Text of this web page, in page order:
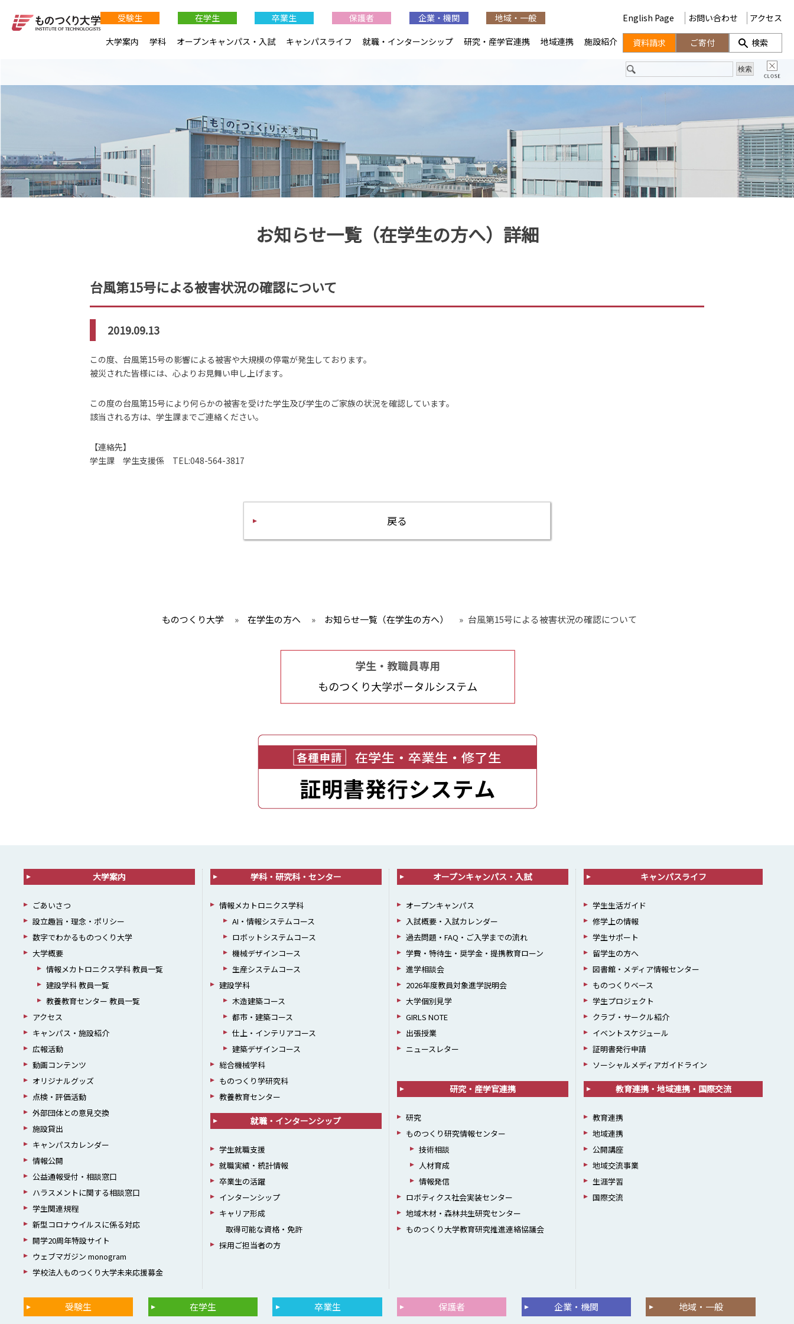
お知らせ一覧（在学生の方へ）詳細
台風第15号による被害状況の確認について
2019.09.13
この度、台風第15号の影響による被害や大規模の停電が発生しております。
被災された皆様には、心よりお見舞い申し上げます。
この度の台風第15号により何らかの被害を受けた学生及び学生のご家族の状況を確認しています。
該当される方は、学生課までご連絡ください。
【連絡先】
学生課 学生支援係 TEL:048-564-3817
戻る
受験生 在学生 卒業生 保護者 企業・機関
地域・一般
大学案内
学科 オープンキャンパス・入試 キャンパスライフ 就職・インターンシップ 研究・産学官連携 地域連携 施設紹介
English Page お問い合わせ アクセス
資料請求 ご寄付 検索
ものつくり大学 » 在学生の方へ » お知らせ一覧（在学生の方へ） » 台風第15号による被害状況の確認について
大学案内
ごあいさつ
設立趣旨・理念・ポリシー
数字でわかるものつくり大学
大学概要
情報メカトロニクス学科 教員一覧
建設学科 教員一覧
教養教育センター 教員一覧
アクセス
キャンパス・施設紹介
広報活動
動画コンテンツ
オリジナルグッズ
点検・評価活動
外部団体との意見交換
施設貸出
キャンパスカレンダー
情報公開
公益通報受付・相談窓口
ハラスメントに関する相談窓口
学生関連規程
新型コロナウイルスに係る対応
開学20周年特設サイト
ウェブマガジン monogram
学校法人ものつくり大学未来応援募金
学科・研究科・センター
情報メカトロニクス学科
AI・情報システムコース
ロボットシステムコース
機械デザインコース
生産システムコース
建設学科
木造建築コース
都市・建築コース
仕上・インテリアコース
建築デザインコース
総合機械学科
ものつくり学研究科
教養教育センター
就職・インターンシップ
学生就職支援
就職実績・統計情報
卒業生の活躍
インターンシップ
キャリア形成
取得可能な資格・免許
採用ご担当者の方
オープンキャンパス・入試
オープンキャンパス
入試概要・入試カレンダー
過去問題・FAQ・ご入学までの流れ
学費・特待生・奨学金・提携教育ローン
進学相談会
2026年度教員対象進学説明会
大学個別見学
GIRLS NOTE
出張授業
ニュースレター
研究・産学官連携
研究
ものつくり研究情報センター
技術相談
人材育成
情報発信
ロボティクス社会実装センター
地域木材・森林共生研究センター
ものつくり大学教育研究推進連絡協議会
キャンパスライフ
学生生活ガイド
修学上の情報
学生サポート
留学生の方へ
図書館・メディア情報センター
ものつくりベース
学生プロジェクト
クラブ・サークル紹介
イベントスケジュール
証明書発行申請
ソーシャルメディアガイドライン
教育連携・地域連携・国際交流
教育連携
地域連携
公開講座
地域交流事業
生涯学習
国際交流
受験生 在学生 卒業生 保護者 企業・機関 地域・一般